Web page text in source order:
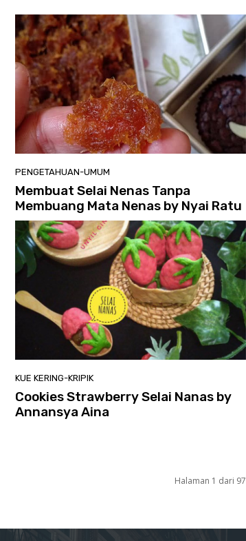
PENGETAHUAN-UMUM
Membuat Selai Nenas Tanpa
Membuang Mata Nenas by Nyai Ratu
KUE KERING-KRIPIK
Cookies Strawberry Selai Nanas by
Annansya Aina
Halaman 1 dari 97